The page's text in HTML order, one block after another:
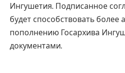
Ингушетия. Подписанное
будет способствовать более
пополнению Госархива
документами.